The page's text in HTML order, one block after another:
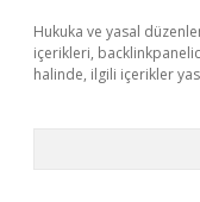
Hukuka ve yasal
içerikleri,
halinde, ilgili içerikler